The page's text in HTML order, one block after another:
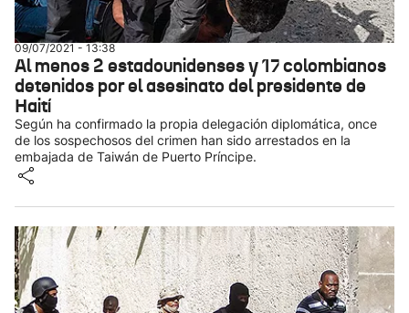
09/07/2021 - 13:38
Al menos 2 estadounidenses y 17 colombianos
detenidos por el asesinato del presidente de
Haití
Según ha confirmado la propia delegación diplomática, once
de los sospechosos del crimen han sido arrestados en la
embajada de Taiwán de Puerto Príncipe.